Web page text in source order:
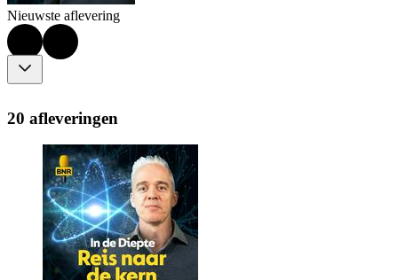
Nieuwste aflevering
20 afleveringen